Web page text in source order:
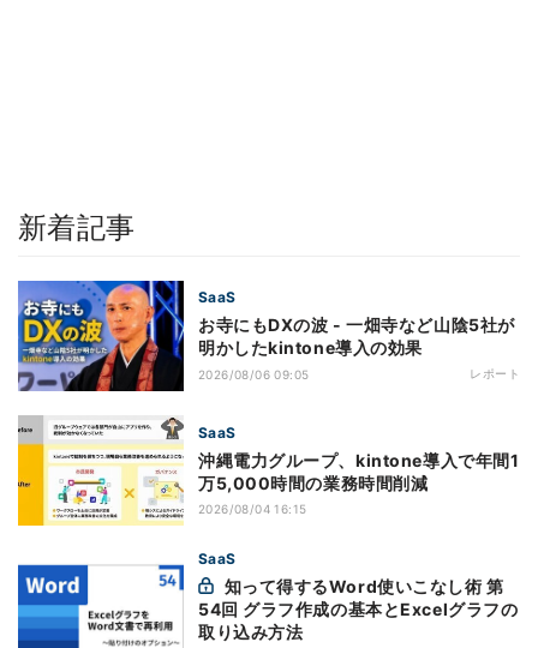
新着記事
SaaS
お寺にもDXの波 - 一畑寺など山陰5社が
明かしたkintone導入の効果
2026/08/06 09:05 レポート
SaaS
沖縄電力グループ、kintone導入で年間1
万5,000時間の業務時間削減
2026/08/04 16:15
SaaS
54回 グラフ作成の基本とExcelグラフの
取り込み方法